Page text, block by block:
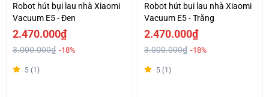
Robot hút bụi lau nhà Xiaomi
Vacuum E5 - Đen
2.470.000₫
3.000.000₫ -18%
5 (1)
Robot hút bụi lau nhà Xiaomi
Vacuum E5 - Trắng
2.470.000₫
3.000.000₫ -18%
5 (1)